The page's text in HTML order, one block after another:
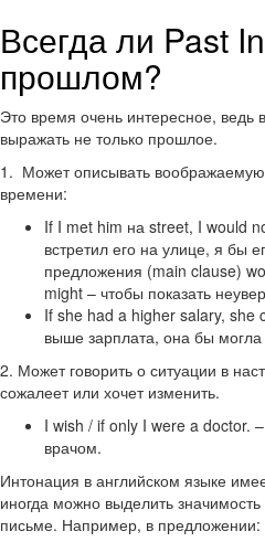
Всегда ли Past
прошлом?
Это время очень интересное, ведь
выражать не только прошлое.
1. Может описывать
времени:
If I met him на street, I would
встретил его на улице, я бы
предложения (main clause)
might – чтобы показать
If she had a higher salary, she
выше зарплата, она бы
2. Может говорить о ситуации в
сожалеет или хочет изменить.
I wish / if only I were a doctor.
врачом.
Интонация в английском языке
иногда можно выделить
письме. Например, в предложении: